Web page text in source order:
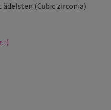
ädelsten (Cubic zirconia)
:(